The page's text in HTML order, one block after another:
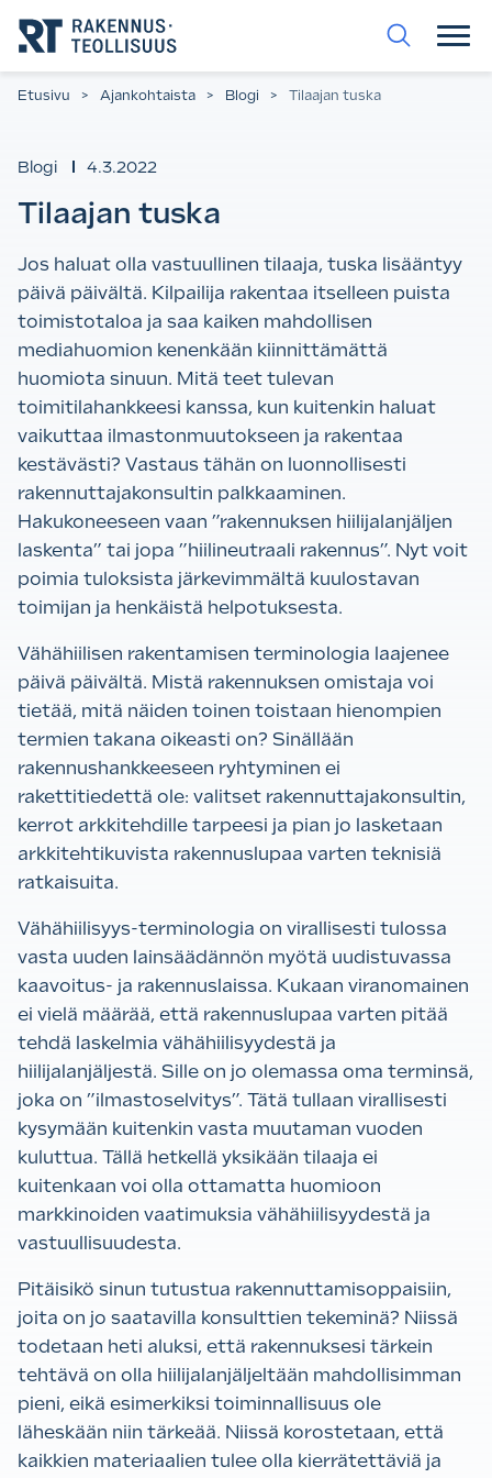
suoraan
sisältöön.
Etusivu > Ajankohtaista > Blogi > Tilaajan tuska
Blogi 4.3.2022
Tilaajan tuska
Jos haluat olla vastuullinen tilaaja, tuska lisääntyy
päivä päivältä. Kilpailija rakentaa itselleen puista
toimistotaloa ja saa kaiken mahdollisen
mediahuomion kenenkään kiinnittämättä
huomiota sinuun. Mitä teet tulevan
toimitilahankkeesi kanssa, kun kuitenkin haluat
vaikuttaa ilmastonmuutokseen ja rakentaa
kestävästi? Vastaus tähän on luonnollisesti
rakennuttajakonsultin palkkaaminen.
Hakukoneeseen vaan ”rakennuksen hiilijalanjäljen
laskenta” tai jopa ”hiilineutraali rakennus”. Nyt voit
poimia tuloksista järkevimmältä kuulostavan
toimijan ja henkäistä helpotuksesta.
Vähähiilisen rakentamisen terminologia laajenee
päivä päivältä. Mistä rakennuksen omistaja voi
tietää, mitä näiden toinen toistaan hienompien
termien takana oikeasti on? Sinällään
rakennushankkeeseen ryhtyminen ei
rakettitiedettä ole: valitset rakennuttajakonsultin,
kerrot arkkitehdille tarpeesi ja pian jo lasketaan
arkkitehtikuvista rakennuslupaa varten teknisiä
ratkaisuita.
Vähähiilisyys-terminologia on virallisesti tulossa
vasta uuden lainsäädännön myötä uudistuvassa
kaavoitus- ja rakennuslaissa. Kukaan viranomainen
ei vielä määrää, että rakennuslupaa varten pitää
tehdä laskelmia vähähiilisyydestä ja
hiilijalanjäljestä. Sille on jo olemassa oma terminsä,
joka on ”ilmastoselvitys”. Tätä tullaan virallisesti
kysymään kuitenkin vasta muutaman vuoden
kuluttua. Tällä hetkellä yksikään tilaaja ei
kuitenkaan voi olla ottamatta huomioon
markkinoiden vaatimuksia vähähiilisyydestä ja
vastuullisuudesta.
Pitäisikö sinun tutustua rakennuttamisoppaisiin,
joita on jo saatavilla konsulttien tekeminä? Niissä
todetaan heti aluksi, että rakennuksesi tärkein
tehtävä on olla hiilijalanjäljeltään mahdollisimman
pieni, eikä esimerkiksi toiminnallisuus ole
läheskään niin tärkeää. Niissä korostetaan, että
kaikkien materiaalien tulee olla kierrätettäviä ja